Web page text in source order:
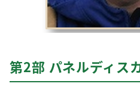
第2部 パネルディス